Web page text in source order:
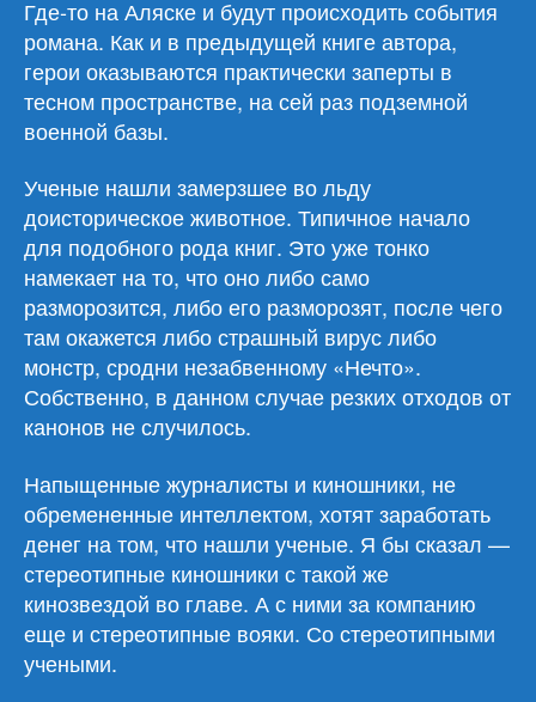
Где-то на Аляске и будут происходить события
романа. Как и в предыдущей книге автора,
герои оказываются практически заперты в
тесном пространстве, на сей раз подземной
военной базы.
Ученые нашли замерзшее во льду
доисторическое животное. Типичное начало
для подобного рода книг. Это уже тонко
намекает на то, что оно либо само
разморозится, либо его разморозят, после чего
там окажется либо страшный вирус либо
монстр, сродни незабвенному «Нечто».
Собственно, в данном случае резких отходов от
канонов не случилось.
Напыщенные журналисты и киношники, не
обремененные интеллектом, хотят заработать
денег на том, что нашли ученые. Я бы сказал —
стереотипные киношники с такой же
кинозвездой во главе. А с ними за компанию
еще и стереотипные вояки. Со стереотипными
учеными.